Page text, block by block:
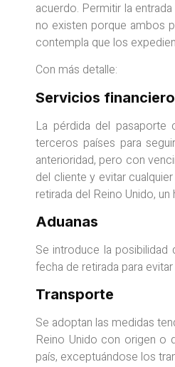
acuerdo. Permitir la
no existen porque ambos
contempla que los
Con más detalle:
Servicios
La pérdida del pasaporte
terceros países para
anterioridad, pero con
del cliente y evitar
retirada del Reino Unido,
Aduanas
Se introduce la
fecha de retirada para
Transporte
Se adoptan las medidas
Reino Unido con origen o
país, exceptuándose los